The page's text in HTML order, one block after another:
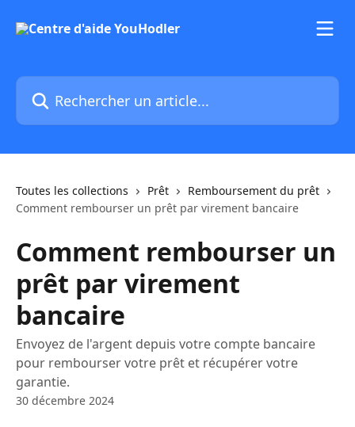
Rechercher un article...
Toutes les collections Prêt
Remboursement du prêt
Comment rembourser un prêt par virement bancaire
Comment rembourser un
prêt par virement
bancaire
Envoyez de l'argent depuis votre compte bancaire
pour rembourser votre prêt et récupérer votre
garantie.
30 décembre 2024